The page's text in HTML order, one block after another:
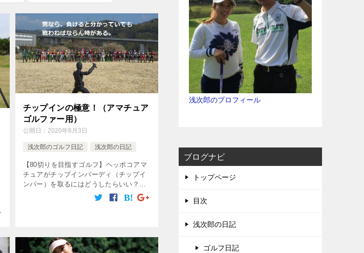
チップインの極意！（アマチュア
ゴルファー用）
公開日： 2020年6月3日
浅次郎のゴルフ日記 浅次郎の日記
【80切りを目指すゴルフ】ヘッポコアマ
チュアがチップインバーディ（チップイ
ンパー）を取るにはどうしたらいい？使
うクラブは？転がした方がいい？打ち方
は？ピンを狙っていいの？出来る限りパ
浅次郎のプロフィール
ブログナビ
トップページ
目次
浅次郎の日記
ゴルフ日記